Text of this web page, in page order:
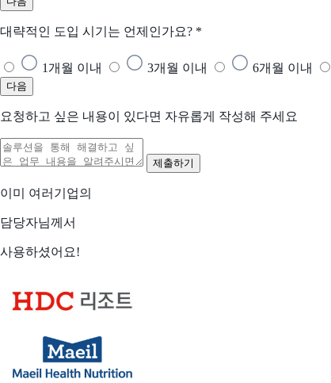
대략적인 도입 시기는 언제인가요? *
1개월 이내 3개월 이내 6개월 이내
다음
요청하고 싶은 내용이 있다면 자유롭게 작성해 주세요
이미 여러기업의
담당자님께서
사용하셨어요!